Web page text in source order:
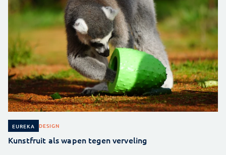
EUREKA DESIGN
Kunstfruit als wapen tegen verveling